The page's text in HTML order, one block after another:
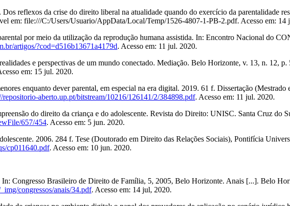
da crise do direito liberal na atualidade quando do exercício da parentalidade
em: file:///C:/Users/Usuario/AppData/Local/Temp/1526-4807-1-PB-2.pdf. Acesso em: 14
por meio da utilização da reprodução humana assistida. In: Encontro Nacional do
artigos/?cod=d516b13671a4179d. Acesso em: 11 jul. 2020.
e perspectivas de um mundo conectado. Mediação. Belo Horizonte, v. 13, n. 12,
em: 15 jul. 2020.
enquanto dever parental, em especial na era digital. 2019. 61 f. Dissertação
repositorio-aberto.up.pt/bitstream/10216/126141/2/384898.pdf. Acesso em: 11 jul. 2020.
do direito da criança e do adolescente. Revista do Direito: UNISC. Santa Cruz do
657/454. Acesso em: 5 jun. 2020.
2006. 284 f. Tese (Doutorado em Direito das Relações Sociais), Pontifícia
cp011640.pdf. Acesso em: 10 jun. 2020.
Congresso Brasileiro de Direito de Família, 5, 2005, Belo Horizonte. Anais [...]. Belo
congressos/anais/34.pdf. Acesso em: 14 jul, 2020.